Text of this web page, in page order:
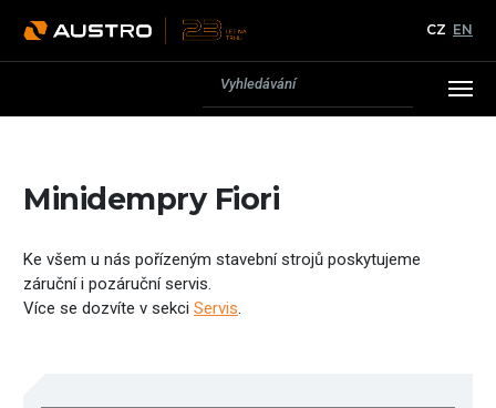
CZ EN
Minidempry Fiori
Ke všem u nás pořízeným stavební strojů poskytujeme
záruční i pozáruční servis.
Více se dozvíte v sekci Servis.